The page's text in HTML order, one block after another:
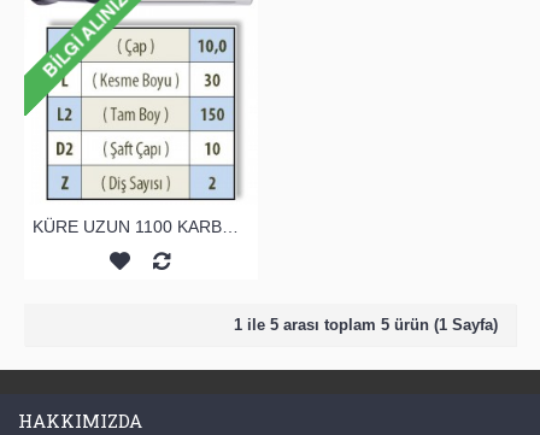
1 ile 5 arası toplam 5 ürün (1 Sayfa)
HAKKIMIZDA